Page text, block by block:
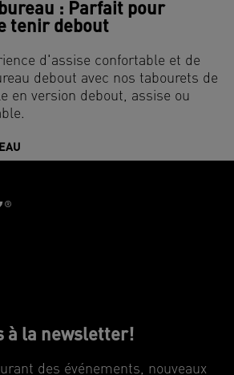
: Parfait pour
tenir debout
d'assise confortable et de
debout avec nos tabourets de
en version debout, assise ou
à la newsletter!
des événements, nouveaux